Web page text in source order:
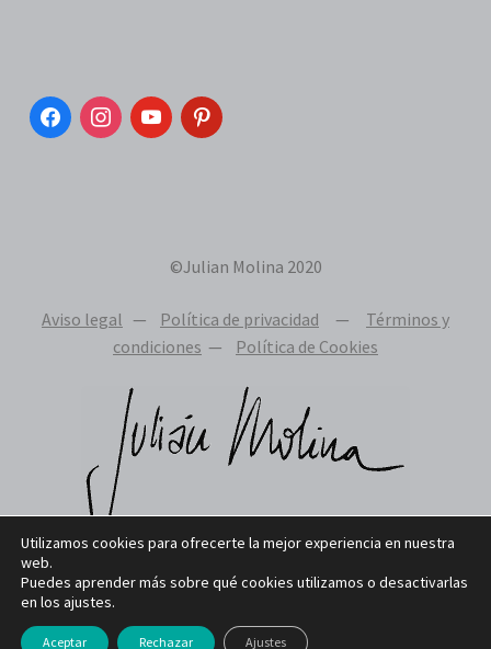
facebookinstagramyoutubepinterest
©Julian Molina 2020
Aviso legal — Política de privacidad — Términos y
condiciones — Política de Cookies
Utilizamos cookies para ofrecerte la mejor experiencia en nuestra
web.
Puedes aprender más sobre qué cookies utilizamos o desactivarlas
en los ajustes.
Aceptar Rechazar Ajustes